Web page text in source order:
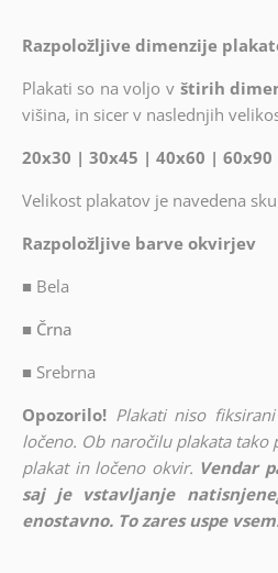
Razpoložljive dimenzije
Plakati so na voljo v štirih
višina, in sicer v naslednjih
20x30 | 30x45 | 40x60 | 60x90
Velikost plakatov je navedena
Razpoložljive barve okvirjev
■ Bela
■ Črna
■ Srebrna
Opozorilo! Plakati niso
ločeno. Ob naročilu plakata tako
plakat in ločeno okvir. Vendar
saj je vstavljanje
enostavno. To zares uspe